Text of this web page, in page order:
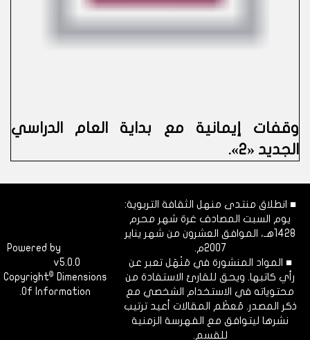
وقفات إيمانية مع بداية العام الدراسي
الجديد «2»
.
■ انطلاق منتدى منهل الثقافة التربوية:
يوم السبت المصادف غرة شهر محرم
1428هـ، الموافق العشرون من شهر يناير
2007م.
■ المواد المنشورة في مَنْهَل تعبر عن
رأي كاتبها. ويحق للقارئ الاستفادة من
محتوياته في الاستخدام الشخصي مع
ذكر المصدر. مُعظَم المقالات أعيد ترتيب
نشرها ليتوافق مع الفهرسة الزمنية
للقسم.
Powered by
v5.0.0
Copyright© Dimensions
Of Information.